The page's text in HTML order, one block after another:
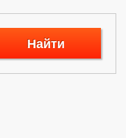
Найти